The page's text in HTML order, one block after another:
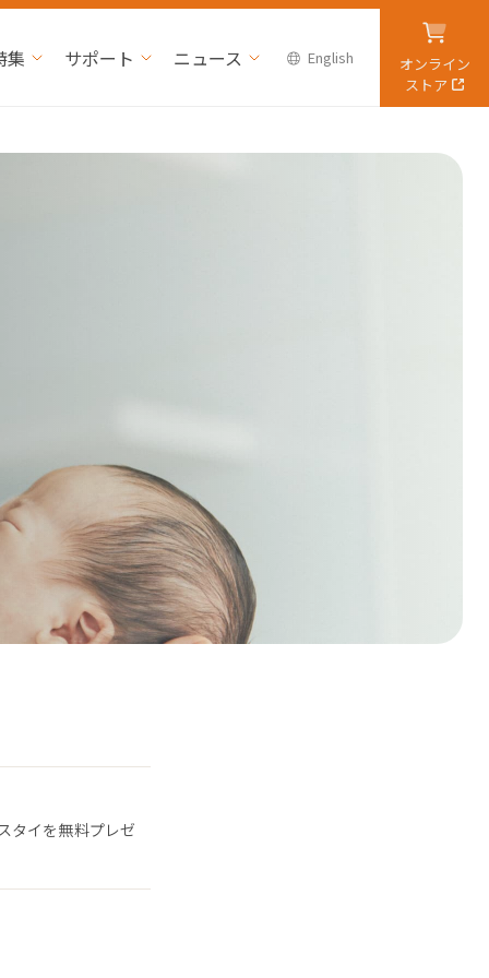
集 サポート ニュース English
オンライン
ストア
タイを無料プレゼ